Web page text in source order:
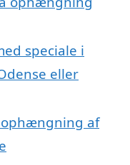
speciale i
eller
af